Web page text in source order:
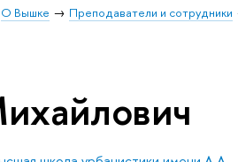
О Вышке Преподаватели и сотрудники